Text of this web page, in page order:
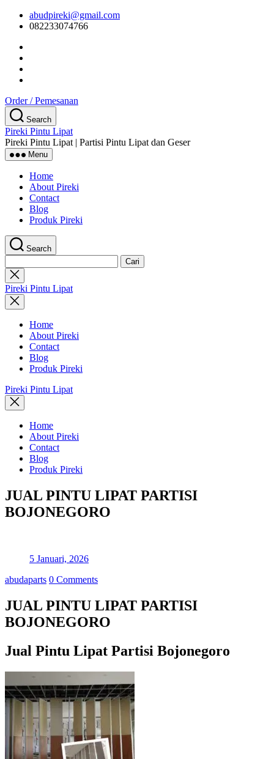
Skip
content
abudpireki@gmail.com
082233074766
Order / Pemesanan
Search
Pireki Pintu Lipat
Pireki Pintu Lipat | Partisi Pintu Lipat dan Geser
Menu
Home
About Pireki
Contact
Blog
Produk Pireki
Search
untuk:
Close
search
Pireki Pintu Lipat
Home
About Pireki
Contact
Blog
Produk Pireki
Pireki Pintu Lipat
Home
About Pireki
Contact
Blog
Produk Pireki
JUAL PINTU LIPAT PARTISI
BOJONEGORO
5 Januari, 2026
abudaparts 0 Comments
JUAL PINTU LIPAT PARTISI
BOJONEGORO
Jual Pintu Lipat Partisi Bojonegoro